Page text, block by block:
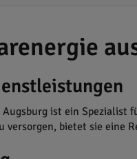
ist ein
versorgen, bietet sie eine